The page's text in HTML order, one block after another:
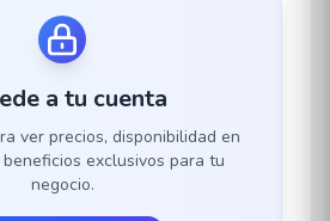
a tu cuenta
ver precios, disponibilidad en
exclusivos para tu
negocio.